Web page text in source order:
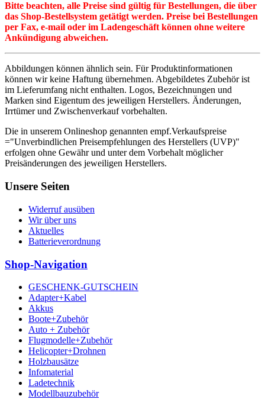
Bitte beachten, alle Preise sind gültig für Bestellungen, die über
das Shop-Bestellsystem getätigt werden. Preise bei Bestellungen
per Fax, e-mail oder im Ladengeschäft können ohne weitere
Ankündigung abweichen.
Abbildungen können ähnlich sein. Für Produktinformationen
können wir keine Haftung übernehmen. Abgebildetes Zubehör ist
im Lieferumfang nicht enthalten. Logos, Bezeichnungen und
Marken sind Eigentum des jeweiligen Herstellers. Änderungen,
Irrtümer und Zwischenverkauf vorbehalten.
Die in unserem Onlineshop genannten empf.Verkaufspreise
="Unverbindlichen Preisempfehlungen des Herstellers (UVP)"
erfolgen ohne Gewähr und unter dem Vorbehalt möglicher
Preisänderungen des jeweiligen Herstellers.
Unsere Seiten
Widerruf ausüben
Wir über uns
Aktuelles
Batterieverordnung
Shop-Navigation
GESCHENK-GUTSCHEIN
Adapter+Kabel
Akkus
Boote+Zubehör
Auto + Zubehör
Flugmodelle+Zubehör
Helicopter+Drohnen
Holzbausätze
Infomaterial
Ladetechnik
Modellbauzubehör